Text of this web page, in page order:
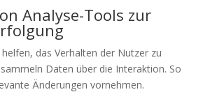
Analyse-Tools zur
das Verhalten der Nutzer zu
Daten über die Interaktion. So
Änderungen vornehmen.